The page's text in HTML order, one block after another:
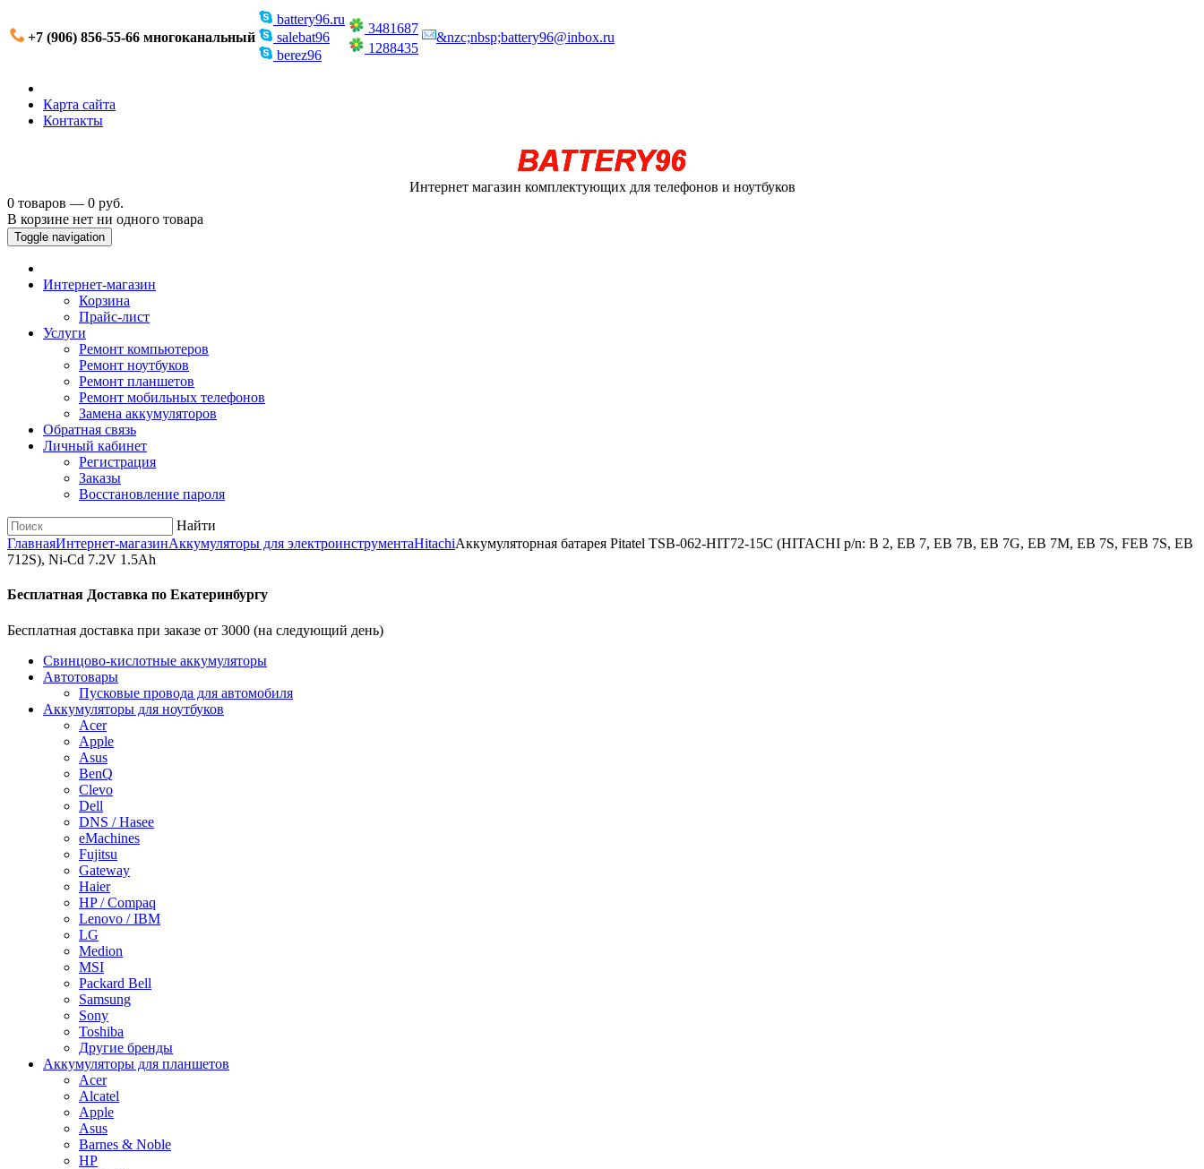
+7 (906) 856-55-66 многоканальный
battery96.ru
salebat96
berez96
3481687
1288435
&nzc;nbsp;battery96@inbox.ru
Карта сайта
Контакты
Интернет магазин комплектующих для телефонов и ноутбуков
0 товаров — 0 руб.
В корзине нет ни одного товара
Toggle navigation
Интернет-магазин
Корзина
Прайс-лист
Услуги
Ремонт компьютеров
Ремонт ноутбуков
Ремонт планшетов
Ремонт мобильных телефонов
Замена аккумуляторов
Обратная связь
Личный кабинет
Регистрация
Заказы
Восстановление пароля
Найти
ГлавнаяИнтернет-магазинАккумуляторы для электроинструментаHitachiАккумуляторная батарея Pitatel TSB-062-HIT72-15C (HITACHI p/n: B 2, EB 7, EB 7B, EB 7G, EB 7M, EB 7S, FEB 7S, EB
712S), Ni-Cd 7.2V 1.5Ah
Бесплатная Доставка по Екатеринбургу
Бесплатная доставка при заказе от 3000 (на следующий день)
Cвинцово-кислотные аккумуляторы
Автотовары
Пусковые провода для автомобиля
Аккумуляторы для ноутбуков
Acer
Apple
Asus
BenQ
Clevo
Dell
DNS / Hasee
eMachines
Fujitsu
Gateway
Haier
HP / Compaq
Lenovo / IBM
LG
Medion
MSI
Packard Bell
Samsung
Sony
Toshiba
Другие бренды
Аккумуляторы для планшетов
Acer
Alcatel
Apple
Asus
Barnes & Noble
HP